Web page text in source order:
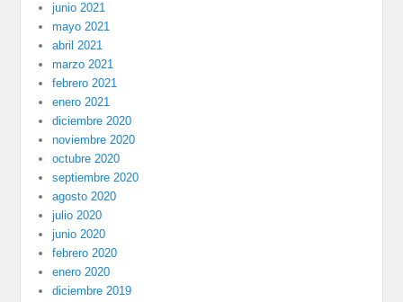
junio 2021
mayo 2021
abril 2021
marzo 2021
febrero 2021
enero 2021
diciembre 2020
noviembre 2020
octubre 2020
septiembre 2020
agosto 2020
julio 2020
junio 2020
febrero 2020
enero 2020
diciembre 2019